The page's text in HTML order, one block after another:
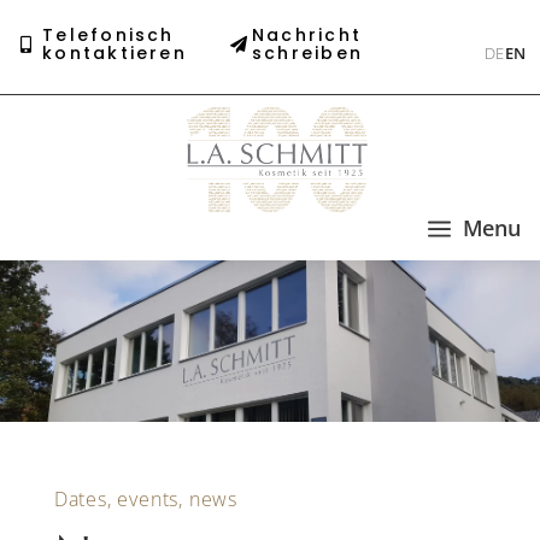
Telefonisch
kontaktieren
Nachricht
schreiben DEEN
a Menu
Dates, events, news